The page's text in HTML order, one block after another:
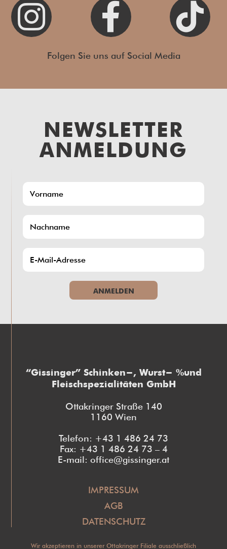
  
Folgen Sie uns auf Social Media
NEWSLETTER
ANMELDUNG
ANMELDEN
“Gissinger” Schinken-, Wurst- und
Fleischspezialitäten GmbH
Ottakringer Straße 140
1160 Wien
Telefon: +43 1 486 24 73
Fax: +43 1 486 24 73 – 4
E-mail: office@gissinger.at
IMPRESSUM
AGB
DATENSCHUTZ
Wir akzeptieren in unserer Ottakringer Filiale ausschließlich